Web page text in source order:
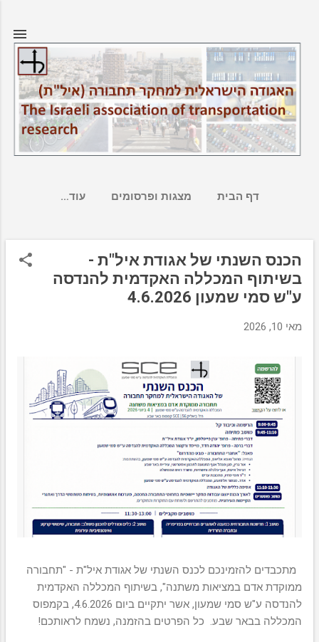
דף הבית מצגות ופרסומים ‏עוד…
ש
הכנס השנתי של אגודת איל"ת -
בשיתוף המכללה האקדמית להנדסה
ע"ש סמי שמעון 4.6.2026
מאי 10, 2026
מתכבדים להזמינכם לכנס השנתי של אגודת איל"ת - "תחבורה
ממוקדת אדם במציאות משתנה", בשיתוף המכללה האקדמית
להנדסה ע"ש סמי שמעון, אשר יתקיים ביום 4.6.2026, בקמפוס
המכללה בבאר שבע. כל הפרטים בהזמנה, נשמח לראותכם!